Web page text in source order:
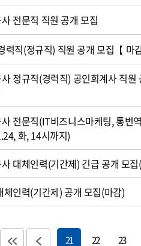
전문직 직원 공개 모집
력직(정규직) 직원 공개 모집【 마
정규직(경력직) 공인회계사 직원
전문직(IT비즈니스마케팅, 통번
화, 14시까지)
대체인력(기간제) 긴급 공개 모
체인력(기간제) 공개 모집(마감)
21 22 23